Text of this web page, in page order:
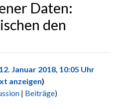
Daten:
den
Januar 2018, 10:05 Uhr
anzeigen)
| Beiträge)